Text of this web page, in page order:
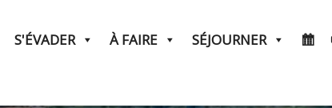
S'ÉVADER À FAIRE SÉJOURNER